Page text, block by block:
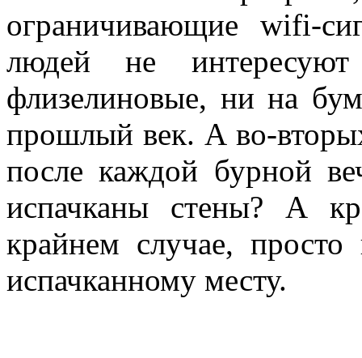
ограничивающие wifi-
людей не
флизелиновые, ни на
прошлый век. А во-
после каждой бурной
испачканы стены? А
крайнем случае,
испачканному месту.